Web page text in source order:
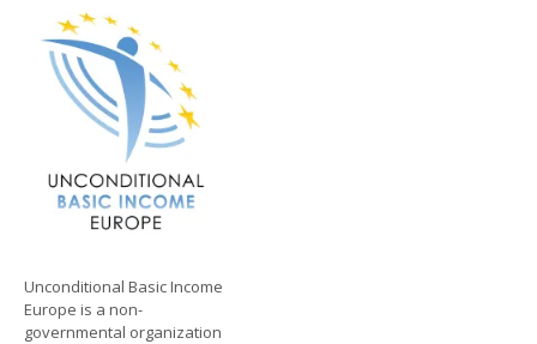
Unconditional Basic Income
Europe is a non-
governmental organization